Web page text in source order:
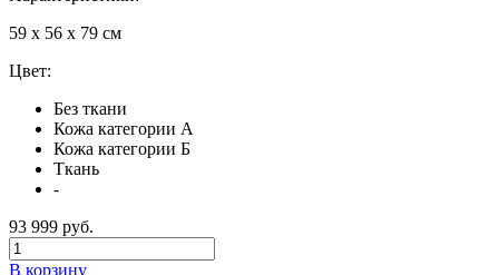
59 x 56 x 79 см
Цвет:
Без ткани
Кожа категории А
Кожа категории Б
Ткань
-
93 999 руб.
В корзину